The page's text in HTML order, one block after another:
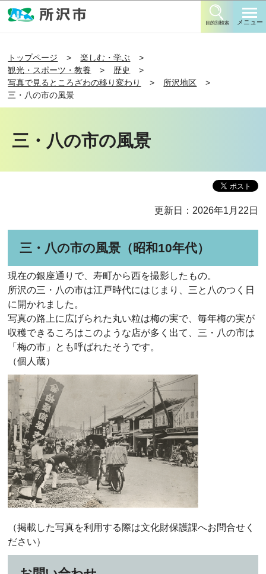
目的別検索 メニュー
トップページ
楽しむ・学ぶ
観光・スポーツ・教養
歴史
写真で見るところざわの移り変わり
所沢地区
三・八の市の風景
三・八の市の風景
更新日：2026年1月22日
三・八の市の風景（昭和10年代）
現在の銀座通りで、寿町から西を撮影したもの。
所沢の三・八の市は江戸時代にはじまり、三と八のつく日
に開かれました。
写真の路上に広げられた丸い粒は梅の実で、毎年梅の実が
収穫できるころはこのような店が多く出て、三・八の市は
「梅の市」とも呼ばれたそうです。
（個人蔵）
（掲載した写真を利用する際は文化財保護課へお問合せく
ださい）